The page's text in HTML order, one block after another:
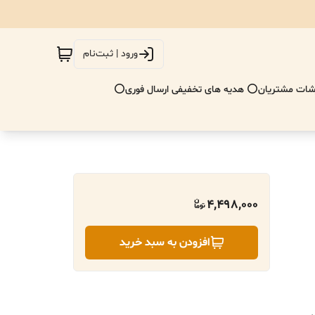
ورود | ثبت‌نام
مشتریان⭕ هدیه های تخفیفی ارسال فوری⭕
4,498,000
افزودن به سبد خرید